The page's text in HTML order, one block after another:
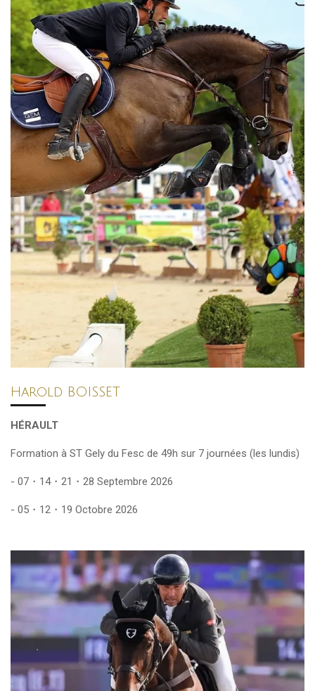
Harold BOISSET
HÉRAULT
Formation à ST Gely du Fesc de 49h sur 7 journées (les lundis)
- 07・14・21・28 Septembre 2026
- 05・12・19 Octobre 2026